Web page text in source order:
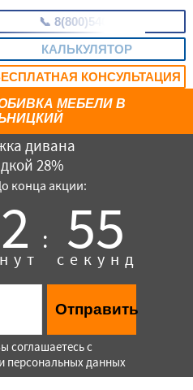
📞 8(800)5403465
КАЛЬКУЛЯТОР
КОНСУЛЬТАЦИЯ
дивана
28%
конца акции:
: 54
секунд
Отправить
соглашаетесь с
персональных данных
МЕБЕЛИ В